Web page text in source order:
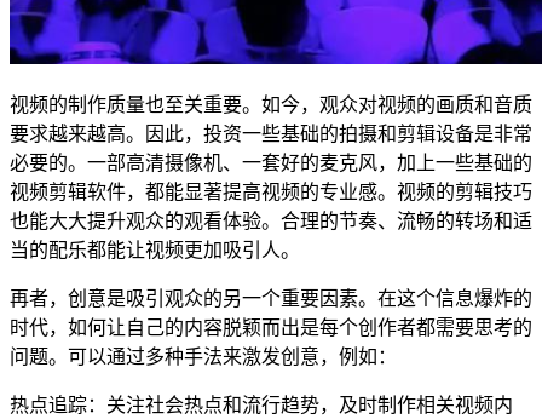
视频的制作质量也至关重要。如今，观众对视频的画质和音质
要求越来越高。因此，投资一些基础的拍摄和剪辑设备是非常
必要的。一部高清摄像机、一套好的麦克风，加上一些基础的
视频剪辑软件，都能显著提高视频的专业感。视频的剪辑技巧
也能大大提升观众的观看体验。合理的节奏、流畅的转场和适
当的配乐都能让视频更加吸引人。
再者，创意是吸引观众的另一个重要因素。在这个信息爆炸的
时代，如何让自己的内容脱颖而出是每个创作者都需要思考的
问题。可以通过多种手法来激发创意，例如：
热点追踪：关注社会热点和流行趋势，及时制作相关视频内